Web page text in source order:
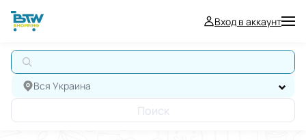
Вход в аккаунт
Вся Украина
Поиск